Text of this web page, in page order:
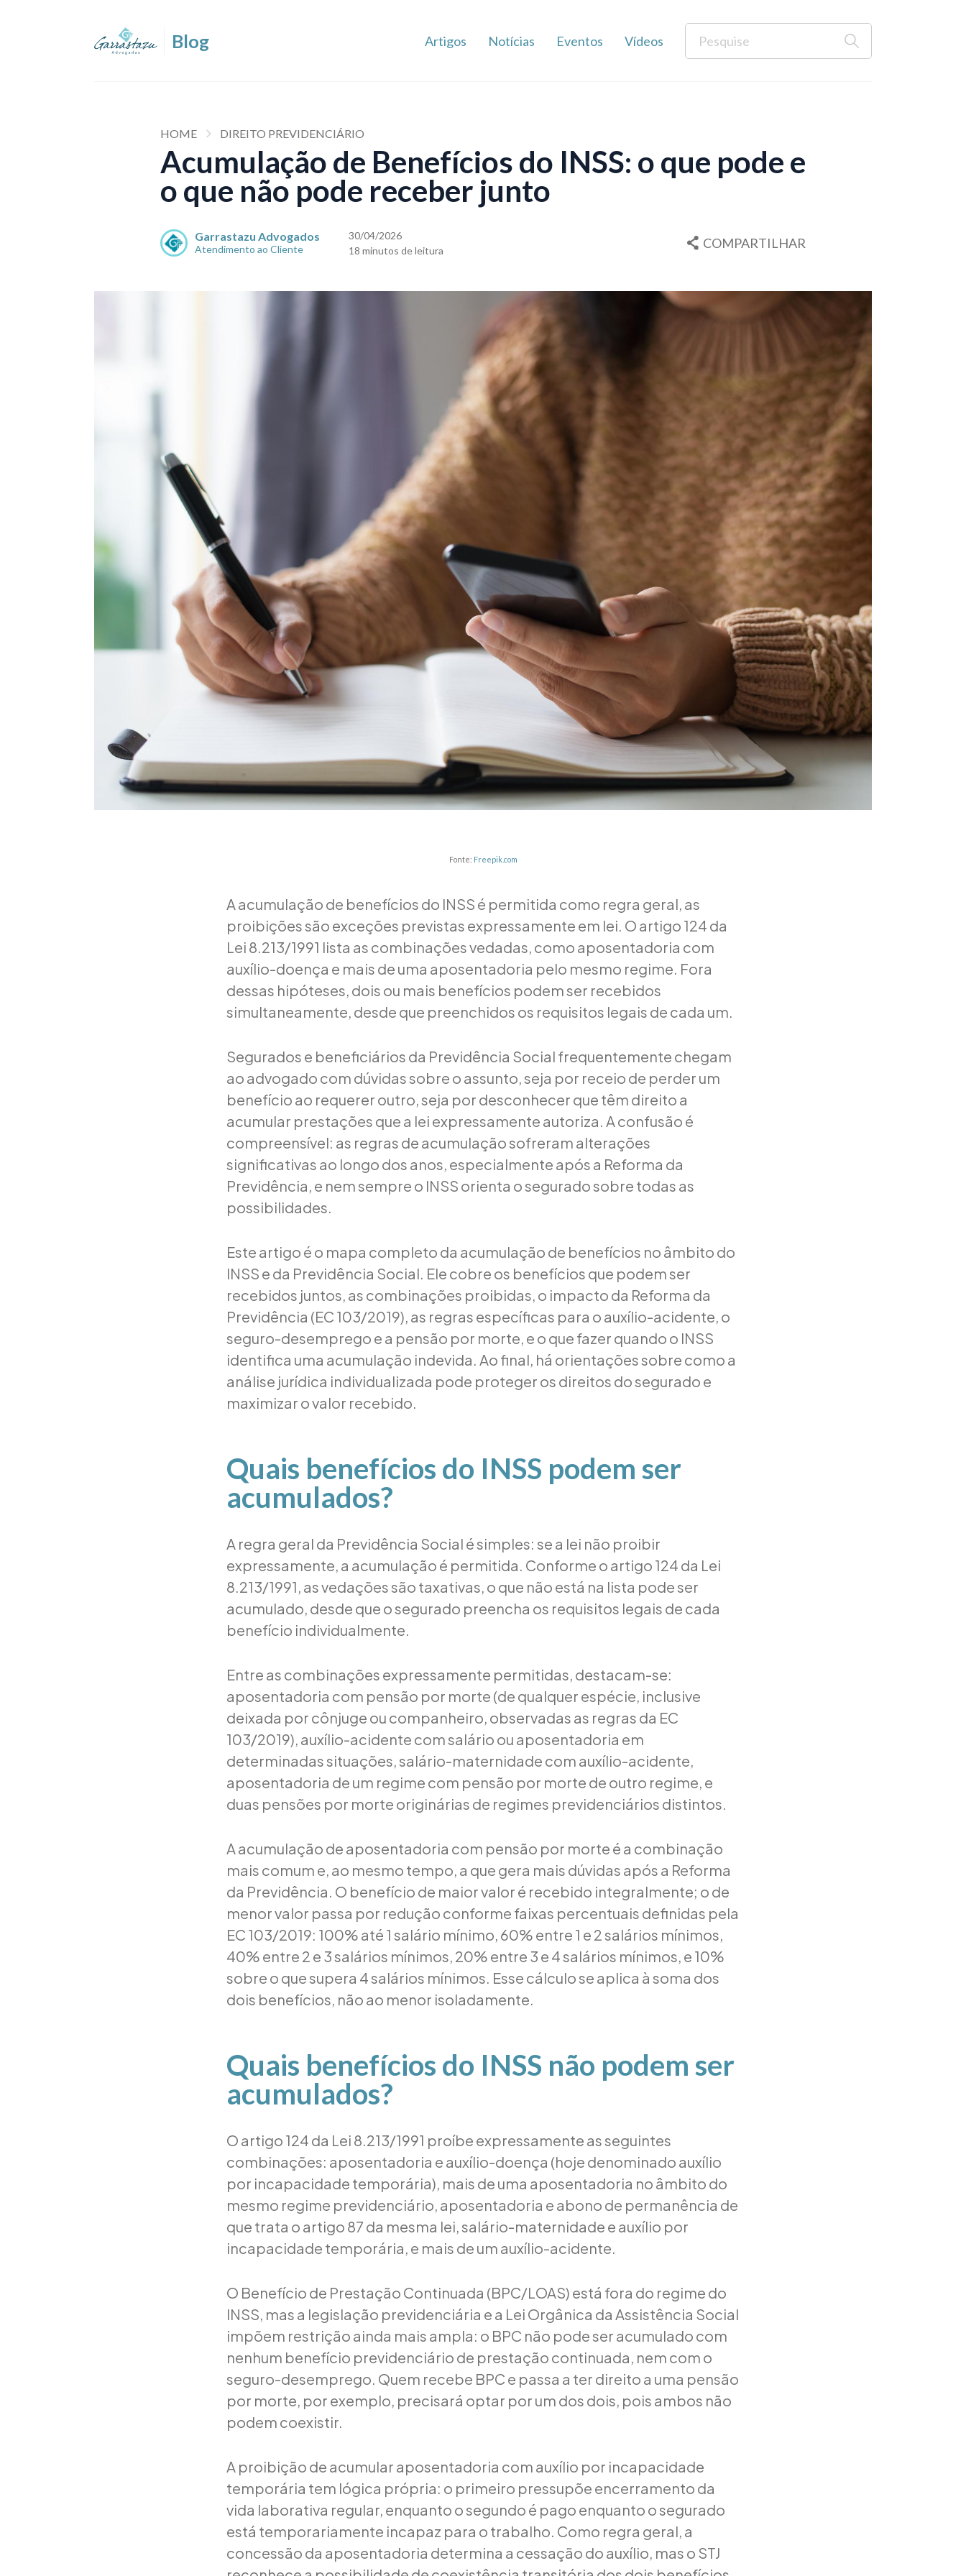
Artigos Notícias Eventos Vídeos
HOME DIREITO PREVIDENCIÁRIO
Acumulação de Benefícios do INSS: o que pode e
o que não pode receber junto
Garrastazu Advogados
Atendimento ao Cliente
30/04/2026
18 minutos de leitura
COMPARTILHAR
Fonte: Freepik.com
A acumulação de benefícios do INSS é permitida como regra geral, as
proibições são exceções previstas expressamente em lei. O artigo 124 da
Lei 8.213/1991 lista as combinações vedadas, como aposentadoria com
auxílio-doença e mais de uma aposentadoria pelo mesmo regime. Fora
dessas hipóteses, dois ou mais benefícios podem ser recebidos
simultaneamente, desde que preenchidos os requisitos legais de cada um.
Segurados e beneficiários da Previdência Social frequentemente chegam
ao advogado com dúvidas sobre o assunto, seja por receio de perder um
benefício ao requerer outro, seja por desconhecer que têm direito a
acumular prestações que a lei expressamente autoriza. A confusão é
compreensível: as regras de acumulação sofreram alterações
significativas ao longo dos anos, especialmente após a Reforma da
Previdência, e nem sempre o INSS orienta o segurado sobre todas as
possibilidades.
Este artigo é o mapa completo da acumulação de benefícios no âmbito do
INSS e da Previdência Social. Ele cobre os benefícios que podem ser
recebidos juntos, as combinações proibidas, o impacto da Reforma da
Previdência (EC 103/2019), as regras específicas para o auxílio-acidente, o
seguro-desemprego e a pensão por morte, e o que fazer quando o INSS
identifica uma acumulação indevida. Ao final, há orientações sobre como a
análise jurídica individualizada pode proteger os direitos do segurado e
maximizar o valor recebido.
Quais benefícios do INSS podem ser
acumulados?
A regra geral da Previdência Social é simples: se a lei não proibir
expressamente, a acumulação é permitida. Conforme o artigo 124 da Lei
8.213/1991, as vedações são taxativas, o que não está na lista pode ser
acumulado, desde que o segurado preencha os requisitos legais de cada
benefício individualmente.
Entre as combinações expressamente permitidas, destacam-se:
aposentadoria com pensão por morte (de qualquer espécie, inclusive
deixada por cônjuge ou companheiro, observadas as regras da EC
103/2019), auxílio-acidente com salário ou aposentadoria em
determinadas situações, salário-maternidade com auxílio-acidente,
aposentadoria de um regime com pensão por morte de outro regime, e
duas pensões por morte originárias de regimes previdenciários distintos.
A acumulação de aposentadoria com pensão por morte é a combinação
mais comum e, ao mesmo tempo, a que gera mais dúvidas após a Reforma
da Previdência. O benefício de maior valor é recebido integralmente; o de
menor valor passa por redução conforme faixas percentuais definidas pela
EC 103/2019: 100% até 1 salário mínimo, 60% entre 1 e 2 salários mínimos,
40% entre 2 e 3 salários mínimos, 20% entre 3 e 4 salários mínimos, e 10%
sobre o que supera 4 salários mínimos. Esse cálculo se aplica à soma dos
dois benefícios, não ao menor isoladamente.
Quais benefícios do INSS não podem ser
acumulados?
O artigo 124 da Lei 8.213/1991 proíbe expressamente as seguintes
combinações: aposentadoria e auxílio-doença (hoje denominado auxílio
por incapacidade temporária), mais de uma aposentadoria no âmbito do
mesmo regime previdenciário, aposentadoria e abono de permanência de
que trata o artigo 87 da mesma lei, salário-maternidade e auxílio por
incapacidade temporária, e mais de um auxílio-acidente.
O Benefício de Prestação Continuada (BPC/LOAS) está fora do regime do
INSS, mas a legislação previdenciária e a Lei Orgânica da Assistência Social
impõem restrição ainda mais ampla: o BPC não pode ser acumulado com
nenhum benefício previdenciário de prestação continuada, nem com o
seguro-desemprego. Quem recebe BPC e passa a ter direito a uma pensão
por morte, por exemplo, precisará optar por um dos dois, pois ambos não
podem coexistir.
A proibição de acumular aposentadoria com auxílio por incapacidade
temporária tem lógica própria: o primeiro pressupõe encerramento da
vida laborativa regular, enquanto o segundo é pago enquanto o segurado
está temporariamente incapaz para o trabalho. Como regra geral, a
concessão da aposentadoria determina a cessação do auxílio, mas o STJ